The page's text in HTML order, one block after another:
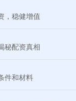
，稳健增值
秘配资真相
件和材料